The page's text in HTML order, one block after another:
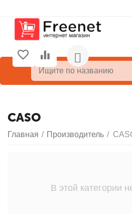
CASO
Главная / Производитель /
В этой категории